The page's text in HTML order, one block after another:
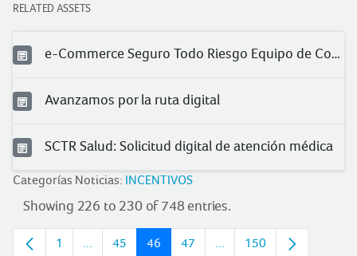
RELATED ASSETS
e-Commerce Seguro Todo Riesgo Equipo de Contratista (TREC)
Avanzamos por la ruta digital
SCTR Salud: Solicitud digital de atención médica
Categorías Noticias: INCENTIVOS
Showing 226 to 230 of 748 entries.
Page
1 Intermediate pages
Page
45 Page
46 Page
47 Intermediate pages
Page
150